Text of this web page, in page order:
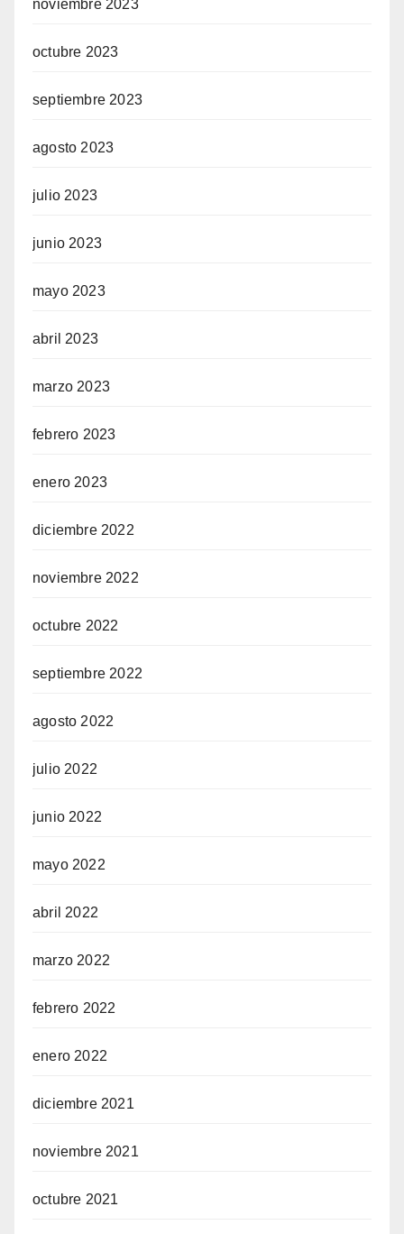
noviembre 2023
octubre 2023
septiembre 2023
agosto 2023
julio 2023
junio 2023
mayo 2023
abril 2023
marzo 2023
febrero 2023
enero 2023
diciembre 2022
noviembre 2022
octubre 2022
septiembre 2022
agosto 2022
julio 2022
junio 2022
mayo 2022
abril 2022
marzo 2022
febrero 2022
enero 2022
diciembre 2021
noviembre 2021
octubre 2021